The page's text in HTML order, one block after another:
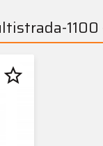
star_border